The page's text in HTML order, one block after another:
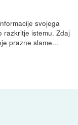
svojega
razkritje istemu. Zdaj
prazne slame...